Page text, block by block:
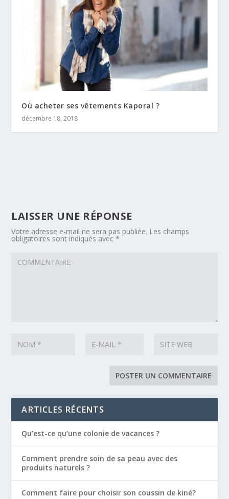
Où acheter ses vêtements Kaporal ?
décembre 18, 2018
LAISSER UNE RÉPONSE
Votre adresse e-mail ne sera pas publiée. Les champs
obligatoires sont indiqués avec*
ARTICLES RÉCENTS
Qu’est-ce qu’une colonie de vacances ?
Comment prendre soin de sa peau avec des
produits naturels ?
Comment faire pour choisir son coussin de kiné?